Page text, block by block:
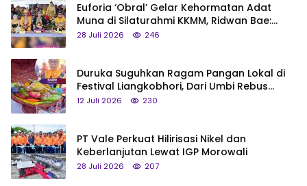
Euforia ‘Obral’ Gelar Kehormatan Adat
Muna di Silaturahmi KKMM, Ridwan Bae:
Saya Bukan Tipe Begitu, Belum Pantas!
28 Juli 2026 246
Duruka Suguhkan Ragam Pangan Lokal di
Festival Liangkobhori, Dari Umbi Rebus
hingga Tumpeng Beras Muna
12 Juli 2026 230
PT Vale Perkuat Hilirisasi Nikel dan
Keberlanjutan Lewat IGP Morowali
28 Juli 2026 207